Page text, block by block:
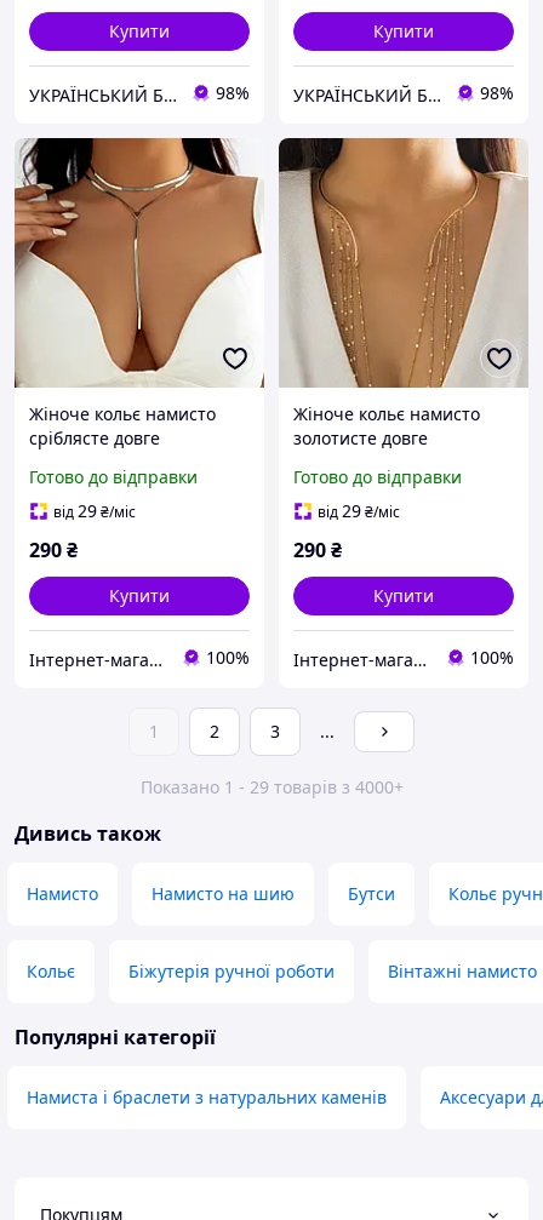
Купити
УКРАЇНСЬКИЙ БАРМАЛЄЙ 98%
Купити
УКРАЇНСЬКИЙ БАРМАЛЄЙ 98%
Жіноче кольє намисто
сріблясте довге
Готово до відправки
від29₴/міс
290₴
Купити
Інтернет-магазин "Dame" 100%
Жіноче кольє намисто
золотисте довге
Готово до відправки
від29₴/міс
290₴
Купити
Інтернет-магазин "Dame" 100%
1 2 3 ...
Показано 1 - 29 товарів з 4000+
Дивись також
Намисто Намисто на шию Бутси Кольє
Кольє Біжутерія ручної роботи Вінтажні намисто
Популярні категорії
Намиста і браслети з натуральних каменів Аксесуари
Покупцям